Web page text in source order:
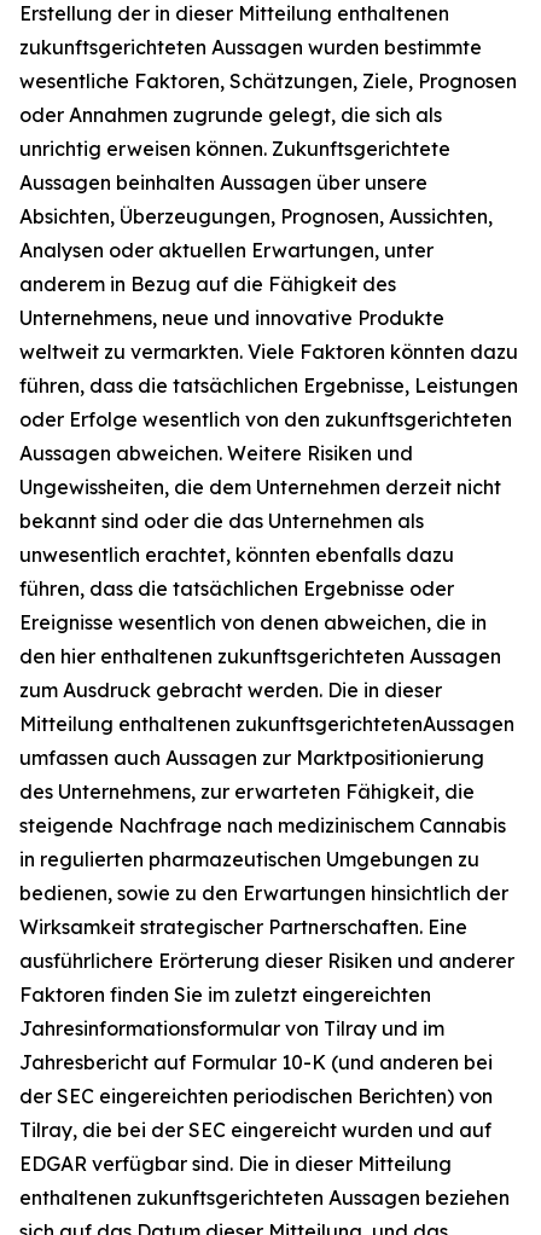
Erstellung der in dieser Mitteilung enthaltenen
zukunftsgerichteten Aussagen wurden bestimmte
wesentliche Faktoren, Schätzungen, Ziele, Prognosen
oder Annahmen zugrunde gelegt, die sich als
unrichtig erweisen können. Zukunftsgerichtete
Aussagen beinhalten Aussagen über unsere
Absichten, Überzeugungen, Prognosen, Aussichten,
Analysen oder aktuellen Erwartungen, unter
anderem in Bezug auf die Fähigkeit des
Unternehmens, neue und innovative Produkte
weltweit zu vermarkten. Viele Faktoren könnten dazu
führen, dass die tatsächlichen Ergebnisse, Leistungen
oder Erfolge wesentlich von den zukunftsgerichteten
Aussagen abweichen. Weitere Risiken und
Ungewissheiten, die dem Unternehmen derzeit nicht
bekannt sind oder die das Unternehmen als
unwesentlich erachtet, könnten ebenfalls dazu
führen, dass die tatsächlichen Ergebnisse oder
Ereignisse wesentlich von denen abweichen, die in
den hier enthaltenen zukunftsgerichteten Aussagen
zum Ausdruck gebracht werden. Die in dieser
Mitteilung enthaltenen zukunftsgerichtetenAussagen
umfassen auch Aussagen zur Marktpositionierung
des Unternehmens, zur erwarteten Fähigkeit, die
steigende Nachfrage nach medizinischem Cannabis
in regulierten pharmazeutischen Umgebungen zu
bedienen, sowie zu den Erwartungen hinsichtlich der
Wirksamkeit strategischer Partnerschaften. Eine
ausführlichere Erörterung dieser Risiken und anderer
Faktoren finden Sie im zuletzt eingereichten
Jahresinformationsformular von Tilray und im
Jahresbericht auf Formular 10-K (und anderen bei
der SEC eingereichten periodischen Berichten) von
Tilray, die bei der SEC eingereicht wurden und auf
EDGAR verfügbar sind. Die in dieser Mitteilung
enthaltenen zukunftsgerichteten Aussagen beziehen